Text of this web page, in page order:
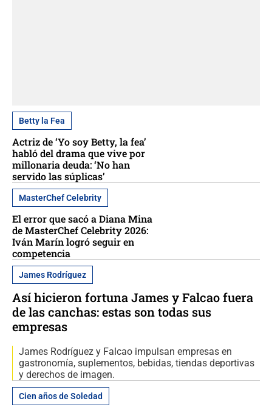
Betty la Fea
Actriz de ‘Yo soy Betty, la fea’
habló del drama que vive por
millonaria deuda: ‘No han
servido las súplicas’
MasterChef Celebrity
El error que sacó a Diana Mina
de MasterChef Celebrity 2026:
Iván Marín logró seguir en
competencia
James Rodríguez
Así hicieron fortuna James y Falcao fuera
de las canchas: estas son todas sus
empresas
James Rodríguez y Falcao impulsan empresas en
gastronomía, suplementos, bebidas, tiendas deportivas
y derechos de imagen.
Cien años de Soledad